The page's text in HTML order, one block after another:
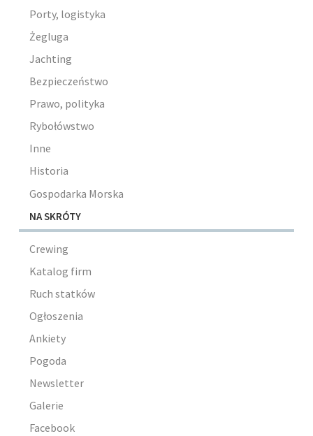
Porty, logistyka
Żegluga
Jachting
Bezpieczeństwo
Prawo, polityka
Rybołówstwo
Inne
Historia
Gospodarka Morska
NA SKRÓTY
Crewing
Katalog firm
Ruch statków
Ogłoszenia
Ankiety
Pogoda
Newsletter
Galerie
Facebook